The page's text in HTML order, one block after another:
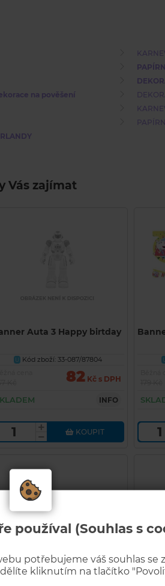
používal (Souhlas s
potřebujeme váš souhlas se
kliknutím na tlačítko
na pověšení
Vás zajímat
Auta 3 Happy birtday
U Kód zboží: 33-087/87804
82 Kč s DPH
INFO
KOUPIT